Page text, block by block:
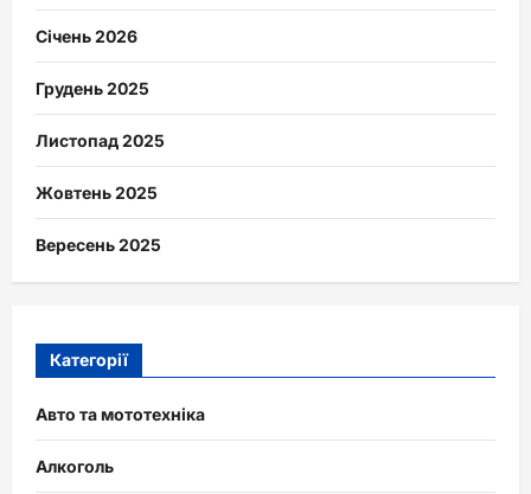
Січень 2026
Грудень 2025
Листопад 2025
Жовтень 2025
Вересень 2025
Категорії
Авто та мототехніка
Алкоголь